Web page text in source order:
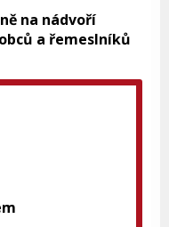
na nádvoří
a řemeslníků